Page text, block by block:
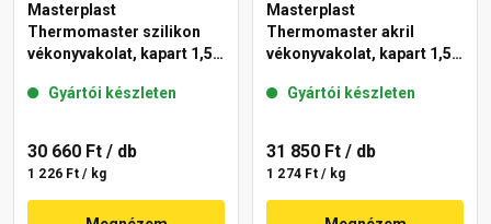
Masterplast
Thermomaster szilikon
vékonyvakolat, kapart 1,5
Gyártói készleten
30 660 Ft / db
1 226 Ft / kg
Masterplast
Thermomaster akril
vékonyvakolat, kapart 1,5
Gyártói készleten
31 850 Ft / db
1 274 Ft / kg